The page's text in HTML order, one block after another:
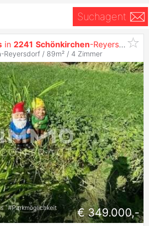
Suchagent
in 2241 Schönkirchen-Reyersdorf - Ihr neues Zuhause wartet!
-Reyersdorf / 89m² / 4 Zimmer
#Parkmöglichkeit
€ 349.000,-